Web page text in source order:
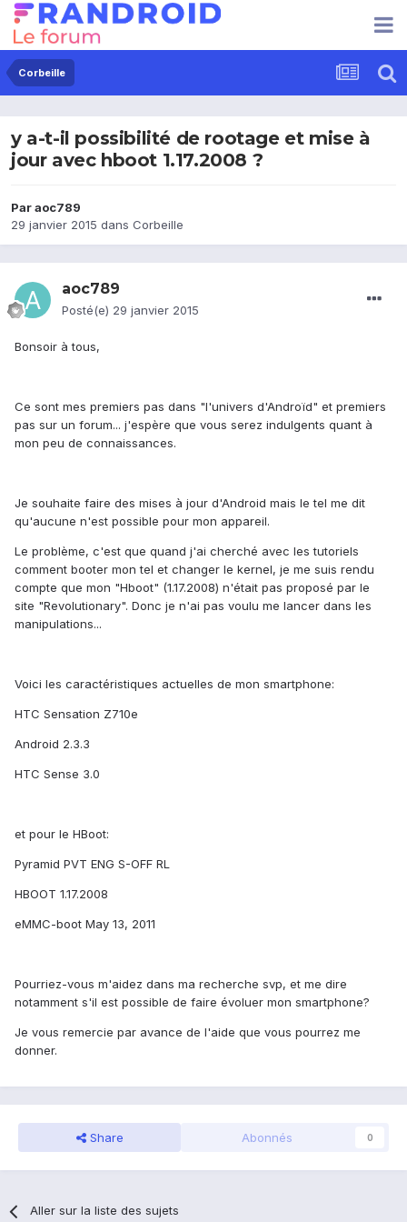
Corbeille
y a-t-il possibilité de rootage et mise à
jour avec hboot 1.17.2008 ?
Paraoc789
29 janvier 2015 dans Corbeille
aoc789
Posté(e) 29 janvier 2015
Bonsoir à tous,
Ce sont mes premiers pas dans "l'univers d'Androïd" et premiers
pas sur un forum... j'espère que vous serez indulgents quant à
mon peu de connaissances.
Je souhaite faire des mises à jour d'Android mais le tel me dit
qu'aucune n'est possible pour mon appareil.
Le problème, c'est que quand j'ai cherché avec les tutoriels
comment booter mon tel et changer le kernel, je me suis rendu
compte que mon "Hboot" (1.17.2008) n'était pas proposé par le
site "Revolutionary". Donc je n'ai pas voulu me lancer dans les
manipulations...
Voici les caractéristiques actuelles de mon smartphone:
HTC Sensation Z710e
Android 2.3.3
HTC Sense 3.0
et pour le HBoot:
Pyramid PVT ENG S-OFF RL
HBOOT 1.17.2008
eMMC-boot May 13, 2011
Pourriez-vous m'aidez dans ma recherche svp, et me dire
notamment s'il est possible de faire évoluer mon smartphone?
Je vous remercie par avance de l'aide que vous pourrez me
donner.
Share Abonnés 0
Aller sur la liste des sujets